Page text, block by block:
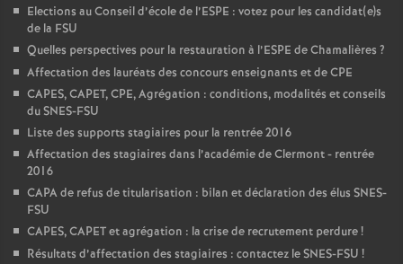
Elections au Conseil d’école de l’ESPE : votez pour les candidat(e)s
de la FSU
Quelles perspectives pour la restauration à l’ESPE de Chamalières ?
Affectation des lauréats des concours enseignants et de CPE
CAPES, CAPET, CPE, Agrégation : conditions, modalités et conseils
du SNES-FSU
Liste des supports stagiaires pour la rentrée 2016
Affectation des stagiaires dans l’académie de Clermont - rentrée
2016
CAPA de refus de titularisation : bilan et déclaration des élus SNES-
FSU
CAPES, CAPET et agrégation : la crise de recrutement perdure!
Résultats d’affectation des stagiaires : contactez le SNES-FSU !